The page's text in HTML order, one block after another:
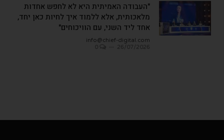
"העבודה האמיתית היא לא לחפש אחדות
מלאכותית, אלא ללמוד איך לחיות כאן יחד,
אחד ליד השני, עם הוויכוחים"
info@chief-digital.com